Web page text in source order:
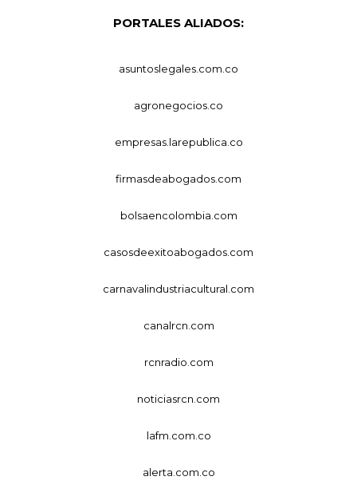
PORTALES ALIADOS:
asuntoslegales.com.co
agronegocios.co
empresas.larepublica.co
firmasdeabogados.com
bolsaencolombia.com
casosdeexitoabogados.com
carnavalindustriacultural.com
canalrcn.com
rcnradio.com
noticiasrcn.com
lafm.com.co
alerta.com.co